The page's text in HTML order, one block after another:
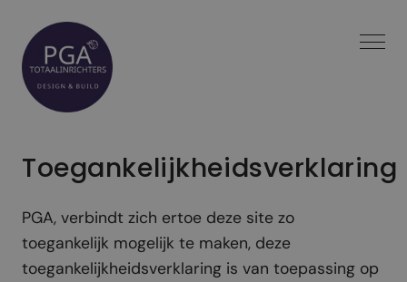
Spring
naar
inhoud
Toegankelijkheidsverklaring
PGA, verbindt zich ertoe deze site zo
toegankelijk mogelijk te maken, deze
toegankelijkheidsverklaring is van toepassing op